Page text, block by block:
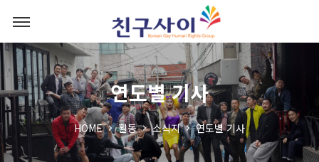
연도별 기사
HOME 활동 소식지 연도별 기사